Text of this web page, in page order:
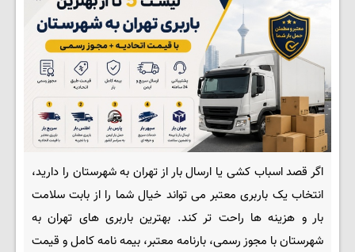
اگر قصد اسباب کشی یا ارسال بار از تهران به شهرستان را دارید،
انتخاب یک باربری معتبر می تواند خیال شما را از بابت سلامت
بار و هزینه ها راحت تر کند. بهترین باربری های تهران به
شهرستان با مجوز رسمی، بارنامه معتبر، بیمه نامه کامل و قیمت